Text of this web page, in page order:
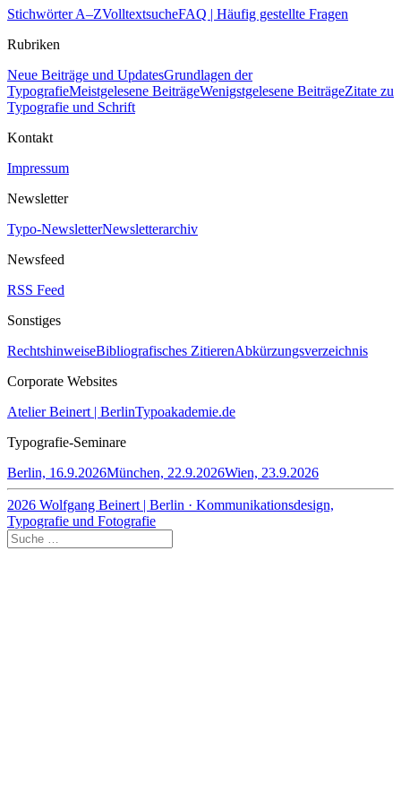
Stichwörter A–ZVolltextsucheFAQ | Häufig gestellte Fragen
Rubriken
Neue Beiträge und UpdatesGrundlagen der
TypografieMeistgelesene BeiträgeWenigstgelesene BeiträgeZitate zu
Typografie und Schrift
Kontakt
Impressum
Newsletter
Typo-NewsletterNewsletterarchiv
Newsfeed
RSS Feed
Sonstiges
RechtshinweiseBibliografisches ZitierenAbkürzungsverzeichnis
Corporate Websites
Atelier Beinert | BerlinTypoakademie.de
Typografie-Seminare
Berlin, 16.9.2026München, 22.9.2026Wien, 23.9.2026
2026 Wolfgang Beinert | Berlin · Kommunikationsdesign,
Typografie und Fotografie